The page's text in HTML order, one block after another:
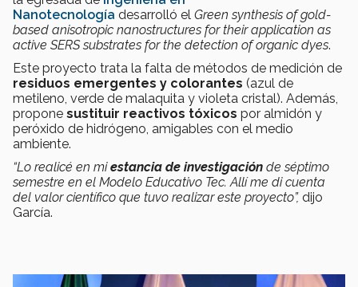
Nanotecnología desarrolló el Green synthesis of gold-
based anisotropic nanostructures for their application as
active SERS substrates for the detection of organic dyes.
Este proyecto trata la falta de métodos de medición de
residuos emergentes y colorantes (azul de
metileno, verde de malaquita y violeta cristal). Además,
propone sustituir reactivos tóxicos por almidón y
peróxido de hidrógeno, amigables con el medio
ambiente.
“Lo realicé en miestancia de investigación de séptimo
semestre en el Modelo Educativo Tec. Allí me di cuenta
del valor científico que tuvo realizar este proyecto”, dijo
García.